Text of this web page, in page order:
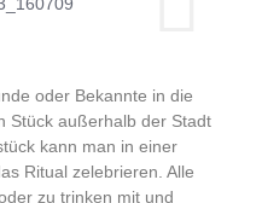
oder Bekannte in die
Stück außerhalb der Stadt
kann man in einer
Ritual zelebrieren. Alle
zu trinken mit und